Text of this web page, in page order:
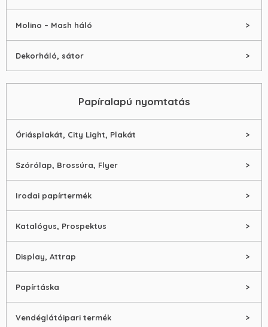
Molino – Mash háló
Dekorháló, sátor
Papíralapú nyomtatás
Óriásplakát, City Light, Plakát
Szórólap, Brossúra, Flyer
Irodai papírtermék
Katalógus, Prospektus
Display, Attrap
Papírtáska
Vendéglátóipari termék